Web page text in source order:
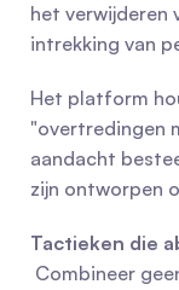
het
intrekking van
Het platform
"overtredingen
aandacht
zijn ontworpen
Tactieken die